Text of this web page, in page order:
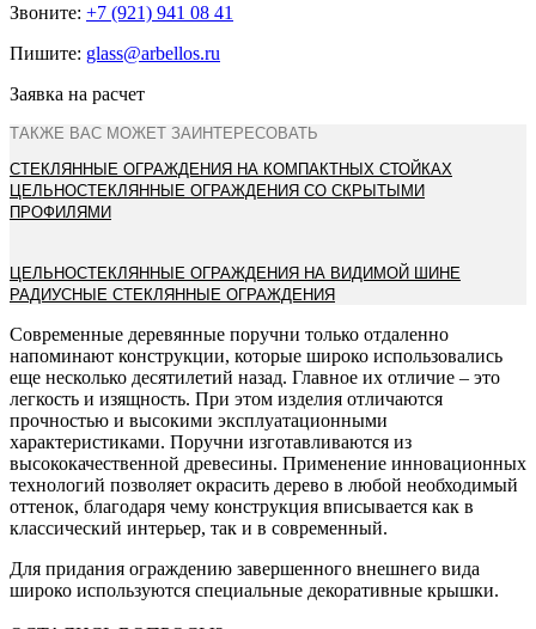
Звоните: +7 (921) 941 08 41
Пишите: glass@arbellos.ru
Заявка на расчет
ТАКЖЕ ВАС МОЖЕТ ЗАИНТЕРЕСОВАТЬ
СТЕКЛЯННЫЕ ОГРАЖДЕНИЯ НА КОМПАКТНЫХ СТОЙКАХ
ЦЕЛЬНОСТЕКЛЯННЫЕ ОГРАЖДЕНИЯ СО СКРЫТЫМИ
ПРОФИЛЯМИ
ЦЕЛЬНОСТЕКЛЯННЫЕ ОГРАЖДЕНИЯ НА ВИДИМОЙ ШИНЕ
РАДИУСНЫЕ СТЕКЛЯННЫЕ ОГРАЖДЕНИЯ
Современные деревянные поручни только отдаленно
напоминают конструкции, которые широко использовались
еще несколько десятилетий назад. Главное их отличие – это
легкость и изящность. При этом изделия отличаются
прочностью и высокими эксплуатационными
характеристиками. Поручни изготавливаются из
высококачественной древесины. Применение инновационных
технологий позволяет окрасить дерево в любой необходимый
оттенок, благодаря чему конструкция вписывается как в
классический интерьер, так и в современный.
Для придания ограждению завершенного внешнего вида
широко используются специальные декоративные крышки.